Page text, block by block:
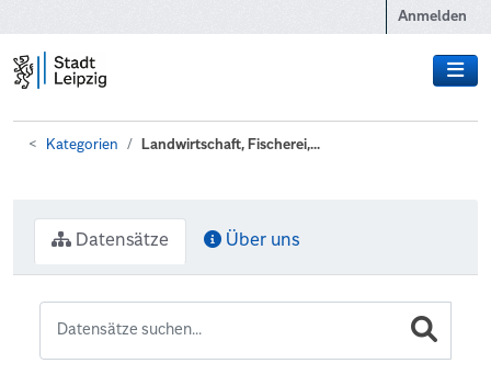
Anmelden
Kategorien Landwirtschaft, Fischerei,...
Datensätze Über uns